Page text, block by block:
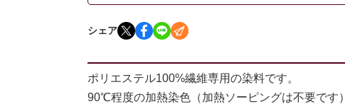
シェア
ポリエステル100%繊維専用の染料です。
90℃程度の加熱染色（加熱ソーピングは不要です）